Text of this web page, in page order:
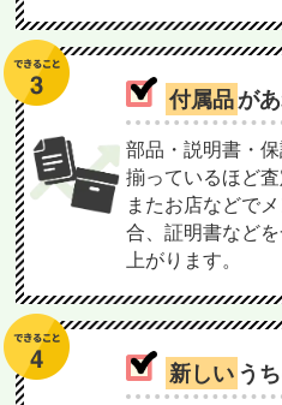
付属品が
部品・説明書・
揃っているほど査
またお店などで
合、証明書など
上がります。
新しい う